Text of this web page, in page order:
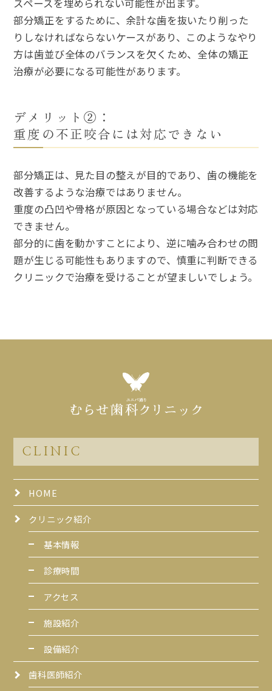
部分矯正をするために、余計な歯を抜いたり削った
りしなければならないケースがあり、このようなやり
方は歯並び全体のバランスを欠くため、全体の矯正
治療が必要になる可能性があります。
デメリット②：
重度の不正咬合には対応できない
部分矯正は、見た目の整えが目的であり、歯の機能を
改善するような治療ではありません。
重度の凸凹や骨格が原因となっている場合などは対応
できません。
部分的に歯を動かすことにより、逆に噛み合わせの問
題が生じる可能性もありますので、慎重に判断できる
クリニックで治療を受けることが望ましいでしょう。
CLINIC
HOME
クリニック紹介
基本情報
診療時間
アクセス
施設紹介
設備紹介
歯科医師紹介